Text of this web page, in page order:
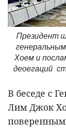
Президент
Хоем и
деоегаций
В беседе с
Лим Джок